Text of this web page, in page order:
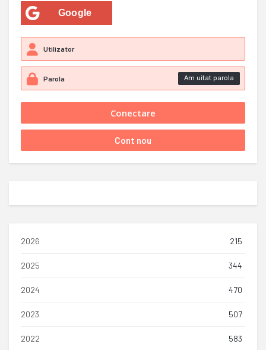
Google
Am uitat parola
2026 215
2025 344
2024 470
2023 507
2022 583